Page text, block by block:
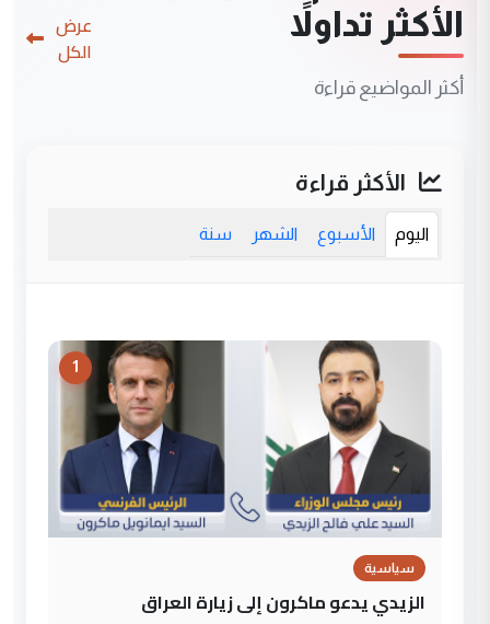
الأكثر تداولاً
أكثر المواضيع قراءة
عرض
الكل
الأكثر قراءة
اليوم الأسبوع الشهر سنة
1
سياسية
الزيدي يدعو ماكرون إلى زيارة العراق